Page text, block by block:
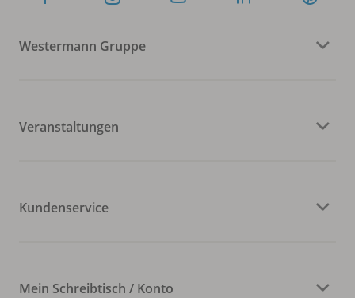
Westermann Gruppe
Veranstaltungen
Kundenservice
Mein Schreibtisch / Konto